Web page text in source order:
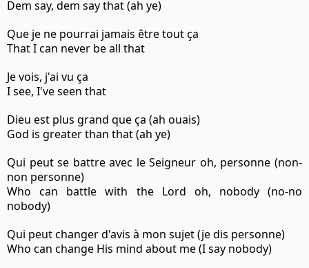
Dem say, dem say that (ah ye)
Que je ne pourrai jamais être tout ça
That I can never be all that
Je vois, j'ai vu ça
I see, I've seen that
Dieu est plus grand que ça (ah ouais)
God is greater than that (ah ye)
Qui peut se battre avec le Seigneur oh, personne (non-
non personne)
Who can battle with the Lord oh, nobody (no-no
nobody)
Qui peut changer d'avis à mon sujet (je dis personne)
Who can change His mind about me (I say nobody)